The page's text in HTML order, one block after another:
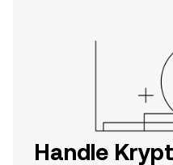
Handle